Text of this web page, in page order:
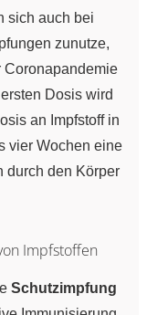
sich auch bei
zunutze,
Dosis wird
an Impfstoff in
vier Wochen eine
durch den Körper
Impfstoffen
Schutzimpfung